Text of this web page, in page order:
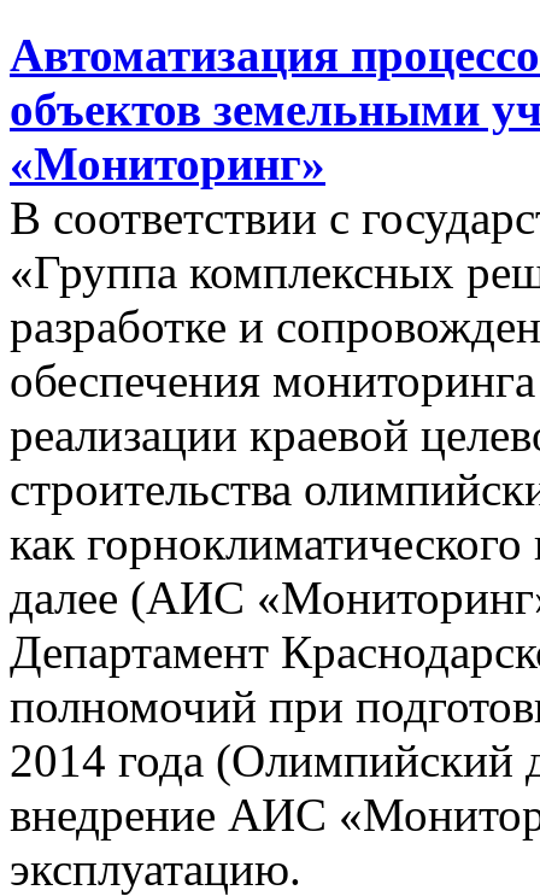
Автоматизация
объектов земельными
«Мониторинг»
В соответствии с
«Группа комплексных
разработке и
обеспечения
реализации краевой
строительства
как
далее (АИС
Департамент
полномочий при
2014 года (Олимпийский
внедрение АИС
эксплуатацию.